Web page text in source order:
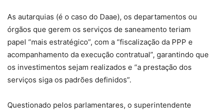
As autarquias (é o caso do Daae), os departamentos ou
órgãos que gerem os serviços de saneamento teriam
papel “mais estratégico”, com a “fiscalização da PPP e
acompanhamento da execução contratual”, garantindo que
os investimentos sejam realizados e “a prestação dos
serviços siga os padrões definidos”.
Questionado pelos parlamentares, o superintendente